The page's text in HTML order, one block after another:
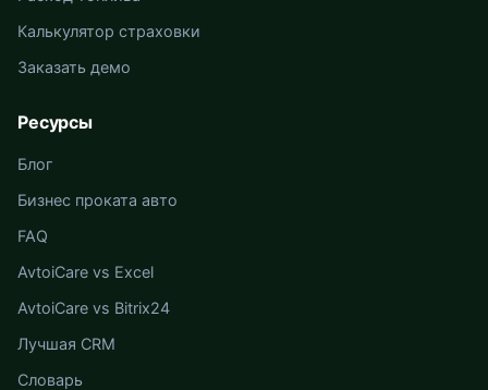
Калькулятор страховки
Заказать демо
Ресурсы
Блог
Бизнес проката авто
FAQ
AvtoiCare vs Excel
AvtoiCare vs Bitrix24
Лучшая CRM
Словарь